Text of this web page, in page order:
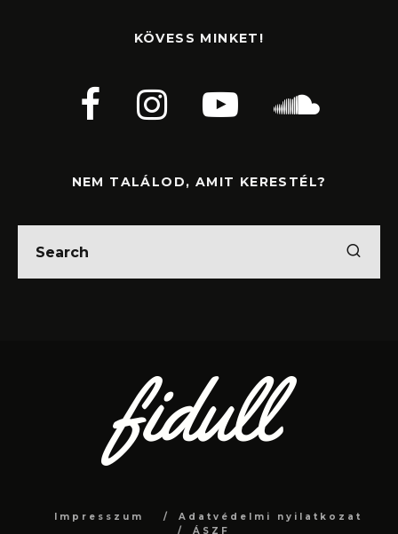
KÖVESS MINKET!
NEM TALÁLOD, AMIT KERESTÉL?
Impresszum
Adatvédelmi nyilatkozat
ÁSZF